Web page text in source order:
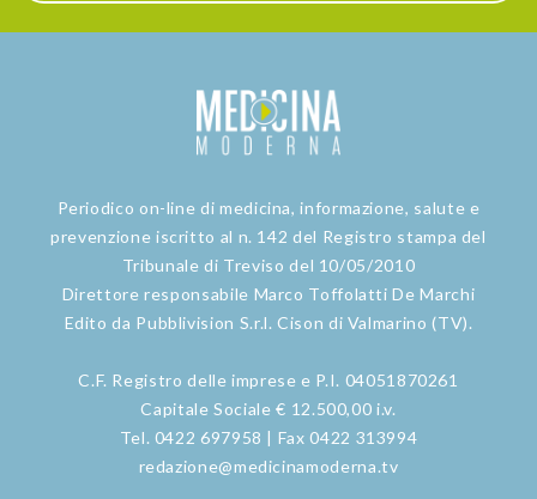
Periodico on-line di medicina, informazione, salute e
prevenzione iscritto al n. 142 del Registro stampa del
Tribunale di Treviso del 10/05/2010
Direttore responsabile Marco Toffolatti De Marchi
Edito da Pubblivision S.r.l. Cison di Valmarino (TV).
C.F. Registro delle imprese e P.I. 04051870261
Capitale Sociale € 12.500,00 i.v.
Tel. 0422 697958 | Fax 0422 313994
redazione@medicinamoderna.tv